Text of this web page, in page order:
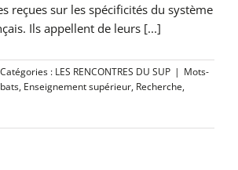
reçues sur les spécificités du système
Ils appellent de leurs [...]
Catégories : LES RENCONTRES DU SUP | Mots-
, Enseignement supérieur, Recherche,